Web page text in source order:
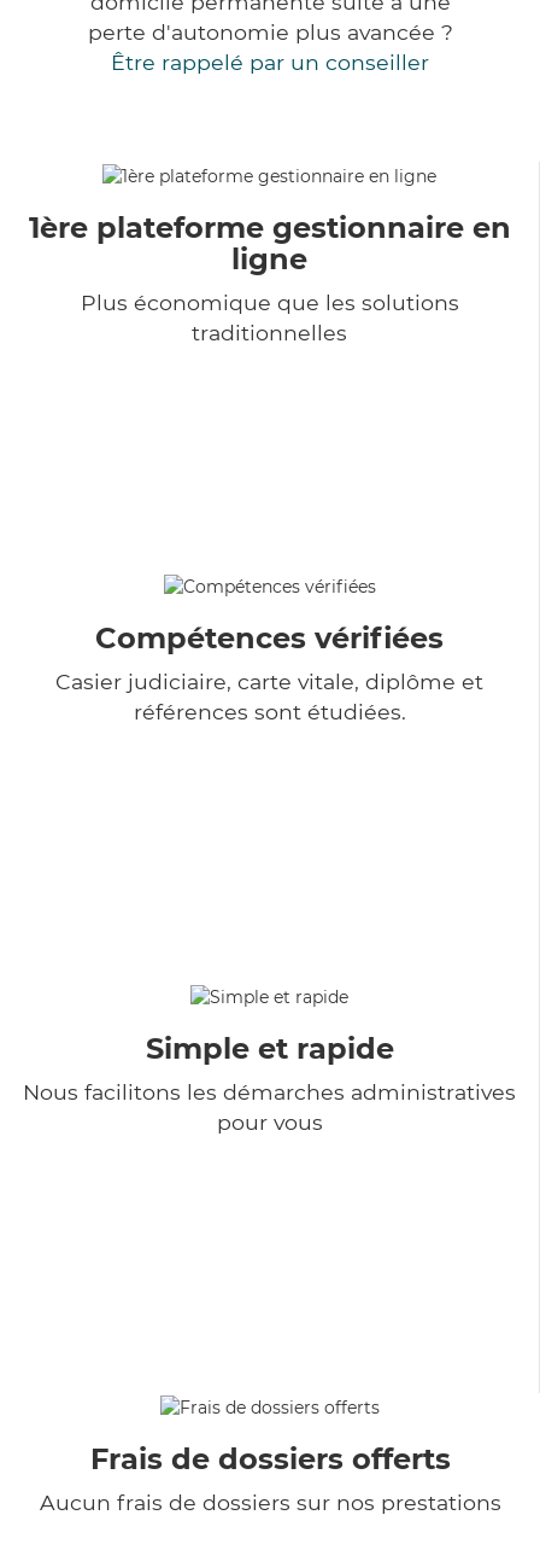
perte d'autonomie plus avancée ?
Être rappelé par un conseiller
1ère plateforme gestionnaire en
ligne
Plus économique que les solutions
traditionnelles
Compétences vérifiées
Casier judiciaire, carte vitale, diplôme et
références sont étudiées.
Simple et rapide
Nous facilitons les démarches administratives
pour vous
Frais de dossiers offerts
Aucun frais de dossiers sur nos prestations